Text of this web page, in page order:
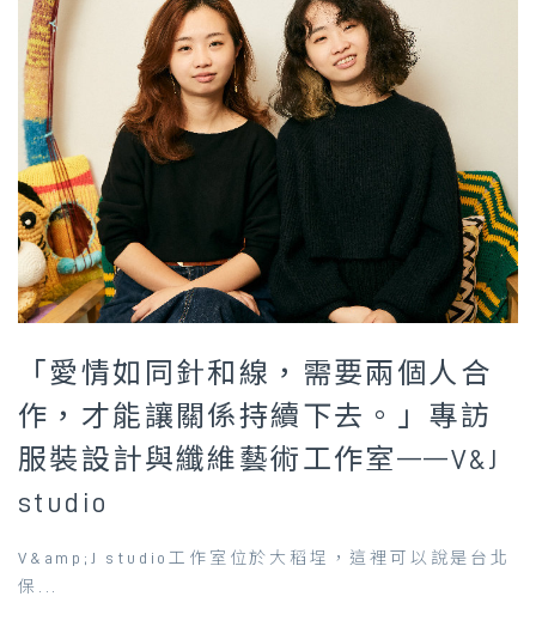
「愛情如同針和線，需要兩個人合
作，才能讓關係持續下去。」專訪
服裝設計與纖維藝術工作室——V&J
studio
V&amp;J studio工作室位於大稻埕，這裡可以說是台北
保...